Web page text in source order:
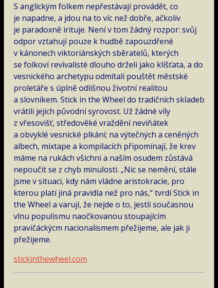
S anglickým folkem nepřestávají provádět, co
je napadne, a jdou na to víc než dobře, ačkoliv
je paradoxně irituje. Není v tom žádný rozpor: svůj
odpor vztahují pouze k hudbě zapouzdřené
v kánonech viktoriánských sběratelů, kterých
se folkoví revivalisté dlouho drželi jako klíšťata, a do
vesnického archetypu odmítali pouštět městské
proletáře s úplně odlišnou životní realitou
a slovníkem. Stick in the Wheel do tradičních skladeb
vrátili jejich původní syrovost. Už žádné víly
z vřesovišť, středověké vraždění neviňátek
a obvyklé vesnické plkání; na výtečných a ceněných
albech, mixtape a kompilacích připomínají, že krev
máme na rukách všichni a naším osudem zůstává
nepoučit se z chyb minulosti. „Nic se nemění, stále
jsme v situaci, kdy nám vládne aristokracie, pro
kterou platí jiná pravidla než pro nás,“ tvrdí Stick in
the Wheel a varují, že nejde o to, jestli současnou
vlnu populismu naočkovanou stoupajícím
pravičáckýcm nacionalismem přežijeme, ale jak ji
přežijeme.
stickinthewheel.com